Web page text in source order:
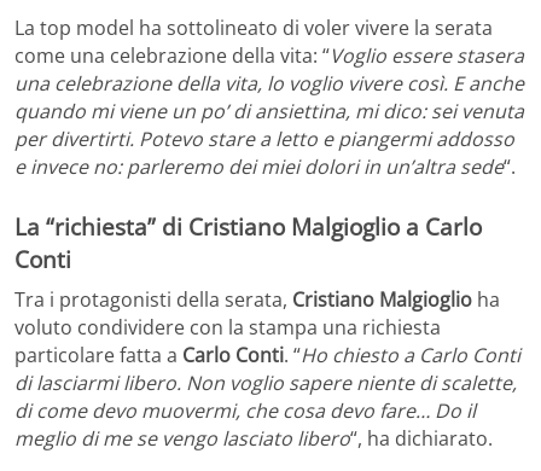
La top model ha sottolineato di voler vivere la serata
come una celebrazione della vita: “Voglio essere stasera
una celebrazione della vita, lo voglio vivere così. E anche
quando mi viene un po’ di ansiettina, mi dico: sei venuta
per divertirti. Potevo stare a letto e piangermi addosso
e invece no: parleremo dei miei dolori in un’altra sede“.
La “richiesta” di Cristiano Malgioglio a Carlo
Conti
Tra i protagonisti della serata, Cristiano Malgioglio ha
voluto condividere con la stampa una richiesta
particolare fatta a Carlo Conti. “Ho chiesto a Carlo Conti
di lasciarmi libero. Non voglio sapere niente di scalette,
di come devo muovermi, che cosa devo fare… Do il
meglio di me se vengo lasciato libero“, ha dichiarato.